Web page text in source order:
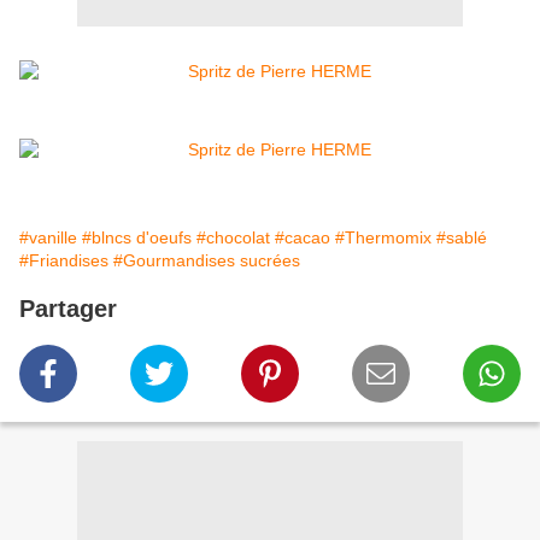
#vanille #blncs d'oeufs #chocolat #cacao #Thermomix #sablé
#Friandises #Gourmandises sucrées
Partager